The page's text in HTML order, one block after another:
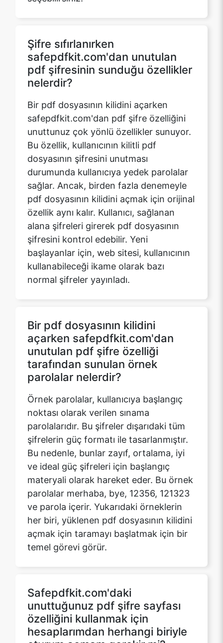
nelerdir?
Bir pdf dosyasının kilidini açarken
safepdfkit.com'dan pdf şifre özelliğini
unuttunuz çok yönlü özellikler sunuyor.
Bu özellik, kullanıcının kilitli pdf
dosyasının şifresini unutması
durumunda kullanıcıya yedek parolalar
sağlar. Ancak, birden fazla denemeyle
pdf dosyasının kilidini açmak için orijinal
özellik aynı kalır. Kullanıcı, sağlanan
alana şifreleri girerek pdf dosyasının
şifresini kontrol edebilir. Yeni
başlayanlar için, web sitesi, kullanıcının
kullanabileceği ikame olarak bazı
normal şifreler yayınladı.
Bir pdf dosyasının kilidini
tarafından sunulan örnek
parolalar nelerdir?
Örnek parolalar, kullanıcıya başlangıç
noktası olarak verilen sınama
parolalarıdır. Bu şifreler dışarıdaki tüm
şifrelerin güç formatı ile tasarlanmıştır.
Bu nedenle, bunlar zayıf, ortalama, iyi
ve ideal güç şifreleri için başlangıç
materyali olarak hareket eder. Bu örnek
parolalar merhaba, bye, 12356, 121323
ve parola içerir. Yukarıdaki örneklerin
her biri, yüklenen pdf dosyasının kilidini
açmak için taramayı başlatmak için bir
temel görevi görür.
Safepdfkit.com'daki
hesaplarımdan herhangi biriyle
oturum açmam gerekir mi?
Safepdfkit.com'dan pdf şifre sayfası
özelliğini unuttunuz, herhangi bir kayıt